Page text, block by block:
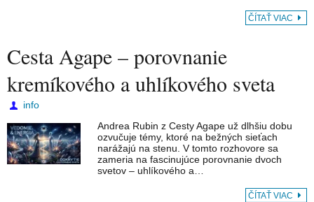
ČÍTAŤ VIAC
Cesta Agape – porovnanie
kremíkového a uhlíkového sveta
info
Andrea Rubin z Cesty Agape už dlhšiu dobu
ozvučuje témy, ktoré na bežných sieťach
narážajú na stenu. V tomto rozhovore sa
zameria na fascinujúce porovnanie dvoch
svetov – uhlíkového a…
ČÍTAŤ VIAC